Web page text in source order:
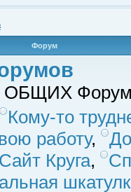
Форум
ОБЩИХ
Кому-то
работу,
Сайт Круга,